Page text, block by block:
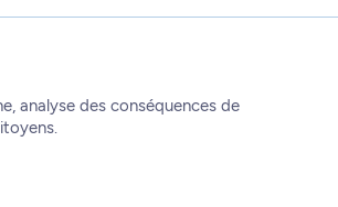
analyse des conséquences de